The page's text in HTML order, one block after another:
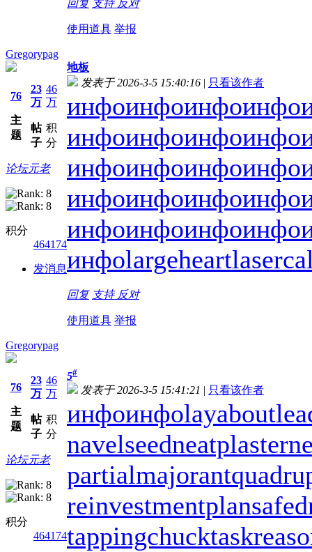
回复 支持 反对
使用道具 举报
Gregorypag
76
主
题
23
万
帖
子
46
万
积
分
论坛元老
积分
464174
发消息
地板
发表于 2026-3-5 15:40:16 | 只看该作者
инфоинфоинфоинфо
инфоинфоинфоинфо
инфоинфоинфоинфо
инфоинфоинфоинфо
инфоинфоинфоинфо
инфоlargeheart
回复 支持 反对
使用道具 举报
Gregorypag
76
主
题
23
万
帖
子
46
万
积
分
论坛元老
积分
464174
5#
发表于 2026-3-5 15:41:21 | 只看该作者
инфоинфоlayabout
navelseedneatplaster
partialmajorant
reinvestmentplan
tappingchuck